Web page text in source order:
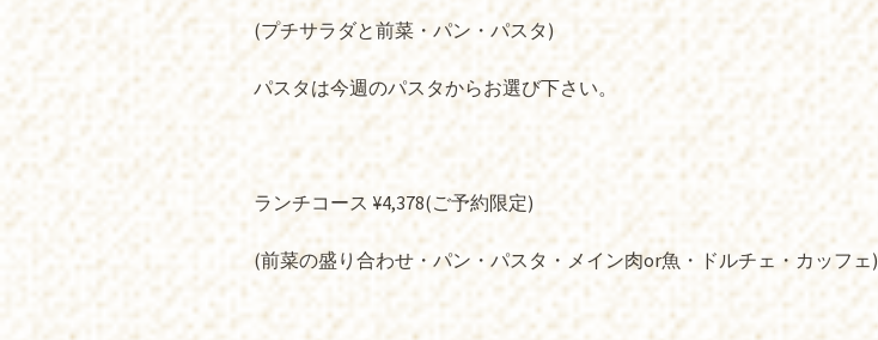
(プチサラダと前菜・パン・パスタ)
パスタは今週のパスタからお選び下さい。
ランチコース ¥4,378(ご予約限定)
(前菜の盛り合わせ・パン・パスタ・メイン肉or魚・ドルチェ・カッフェ)